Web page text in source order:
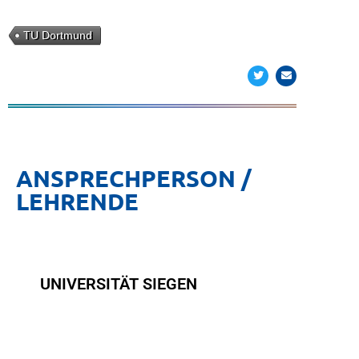
TU Dortmund
ANSPRECHPERSON /
LEHRENDE
UNIVERSITÄT SIEGEN